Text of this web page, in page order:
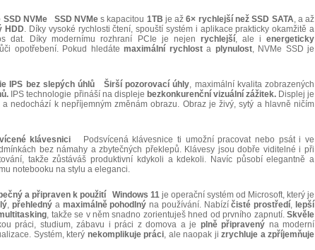
NVMe SSD NVMes kapacitou 1TB je až6× rychlejší než SSD SATA, a až
HDD. Díky vysoké rychlosti čtení, spouští systém i aplikace prakticky okamžitě a
dat. Díky modernímu rozhraní PCIe je nejen rychlejší, ale ienergeticky
opotřebení. Pokud hledáte maximální rychlosta plynulost, NVMe SSD je
IPS bez slepých úhlů Širší pozorovací úhly, maximální kvalita zobrazených
IPS technologie přináší na displeje bezkonkurenční vizuální zážitek.Displej je
a nedochází k nepříjemným změnám obrazu. Obraz je živý, sytý a hlavně ničím
klávesnici Podsvícená klávesnice ti umožní pracovat nebo psát i ve
bez námahy a zbytečných překlepů. Klávesy jsou dobře viditelné i při
takže zůstáváš produktivní kdykoli a kdekoli. Navíc působí elegantně a
notebooku na stylu a eleganci.
a připraven k použití Windows 11 je operační systém od Microsoft, který je
, přehlednýa maximálně pohodlný na používání. Nabízíčisté prostředí, lepší
, takže se v něm snadno zorientuješ hned od prvního zapnutí. Skvěle
práci, studium, zábavu i práci z domova a je plně připravený na moderní
Systém, který nekomplikuje práci, ale naopak jizrychluje a zpříjemňuje